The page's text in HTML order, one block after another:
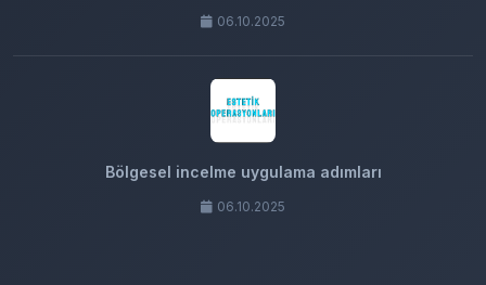
06.10.2025
Bölgesel incelme uygulama adımları
06.10.2025